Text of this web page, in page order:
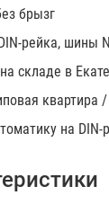
брызг
рейка, шины
складе в
квартира
на